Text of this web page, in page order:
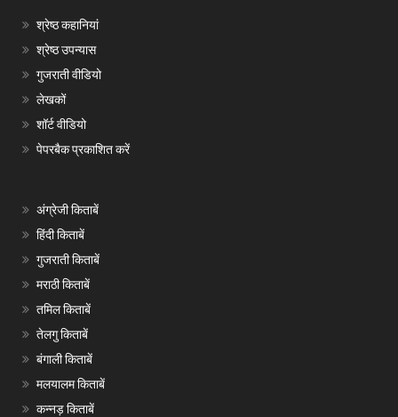
श्रेष्ठ कहानियां
श्रेष्ठ उपन्यास
गुजराती वीडियो
लेखकों
शॉर्ट वीडियो
पेपरबैक प्रकाशित करें
अंग्रेजी किताबें
हिंदी किताबें
गुजराती किताबें
मराठी किताबें
तमिल किताबें
तेलगु किताबें
बंगाली किताबें
मलयालम किताबें
कन्नड़ किताबें